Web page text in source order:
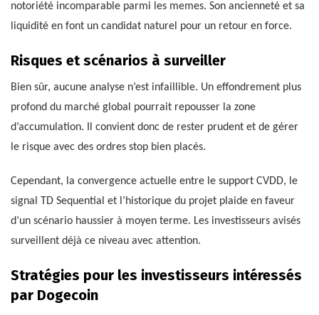
notoriété incomparable parmi les memes. Son ancienneté et sa
liquidité en font un candidat naturel pour un retour en force.
Risques et scénarios à surveiller
Bien sûr, aucune analyse n’est infaillible. Un effondrement plus
profond du marché global pourrait repousser la zone
d’accumulation. Il convient donc de rester prudent et de gérer
le risque avec des ordres stop bien placés.
Cependant, la convergence actuelle entre le support CVDD, le
signal TD Sequential et l’historique du projet plaide en faveur
d’un scénario haussier à moyen terme. Les investisseurs avisés
surveillent déjà ce niveau avec attention.
Stratégies pour les investisseurs intéressés
par Dogecoin